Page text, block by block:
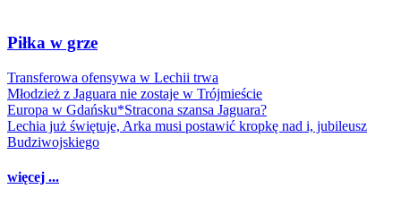
Piłka w grze
Transferowa ofensywa w Lechii trwa
Młodzież z Jaguara nie zostaje w Trójmieście
Europa w Gdańsku*Stracona szansa Jaguara?
Lechia już świętuje, Arka musi postawić kropkę nad i, jubileusz
Budziwojskiego
więcej ...